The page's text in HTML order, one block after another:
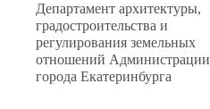
Департамент архитектуры,
градостроительства и
регулирования земельных
отношений Администрации
города Екатеринбурга